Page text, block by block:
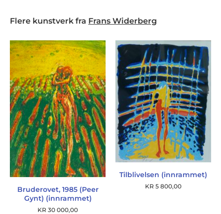
Flere kunstverk fra Frans Widerberg
Bruderovet, 1985 (Peer
Gynt) (innrammet)
KR 30 000,00
Tilblivelsen (innrammet)
KR 5 800,00